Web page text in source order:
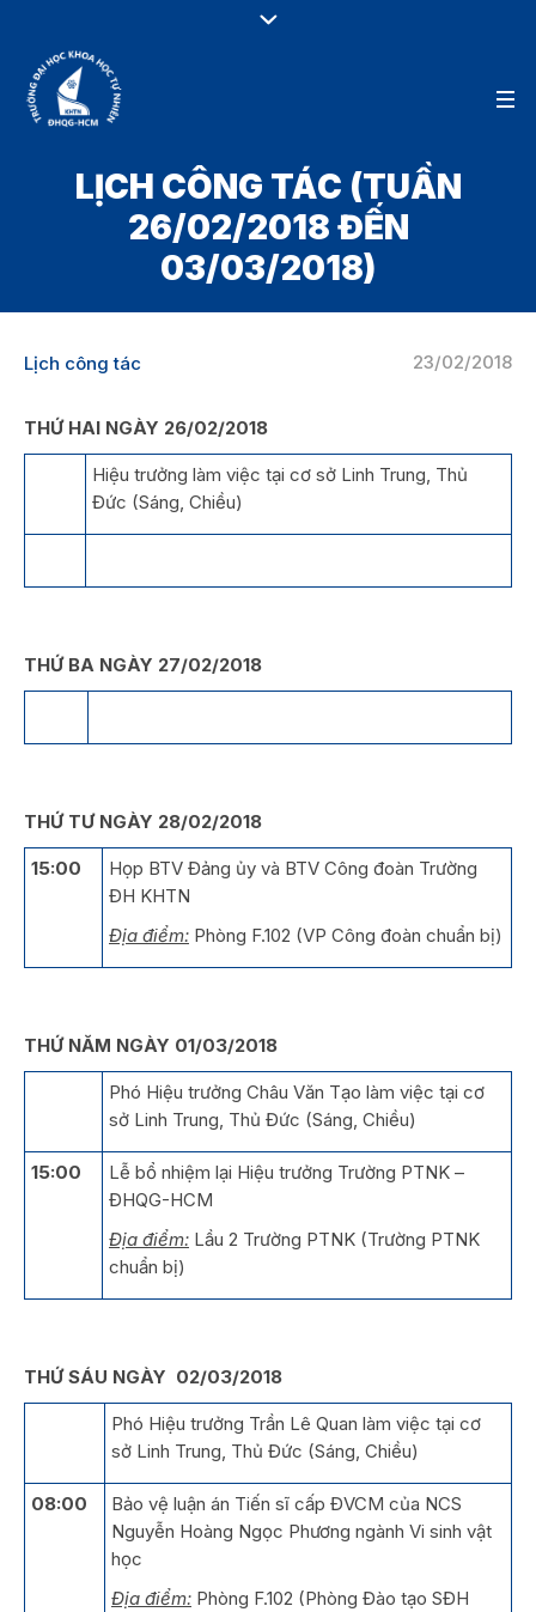
LỊCH CÔNG TÁC (TUẦN
26/02/2018 ĐẾN
03/03/2018)
23/02/2018
Lịch công tác
THỨ HAI NGÀY 26/02/2018
Hiệu trưởng làm việc tại cơ sở Linh Trung, Thủ
Đức (Sáng, Chiều)
THỨ BA NGÀY 27/02/2018
THỨ TƯ NGÀY 28/02/2018
15:00
Họp BTV Đảng ủy và BTV Công đoàn Trường
ĐH KHTN
Địa điểm: Phòng F.102 (VP Công đoàn chuẩn bị)
THỨ NĂM NGÀY 01/03/2018
Phó Hiệu trưởng Châu Văn Tạo làm việc tại cơ
sở Linh Trung, Thủ Đức (Sáng, Chiều)
15:00
Lễ bổ nhiệm lại Hiệu trưởng Trường PTNK –
ĐHQG-HCM
Địa điểm: Lầu 2 Trường PTNK (Trường PTNK
chuẩn bị)
THỨ SÁU NGÀY 02/03/2018
Phó Hiệu trưởng Trần Lê Quan làm việc tại cơ
sở Linh Trung, Thủ Đức (Sáng, Chiều)
08:00
Bảo vệ luận án Tiến sĩ cấp ĐVCM của NCS
Nguyễn Hoàng Ngọc Phương ngành Vi sinh vật
học
Địa điểm: Phòng F.102 (Phòng Đào tạo SĐH